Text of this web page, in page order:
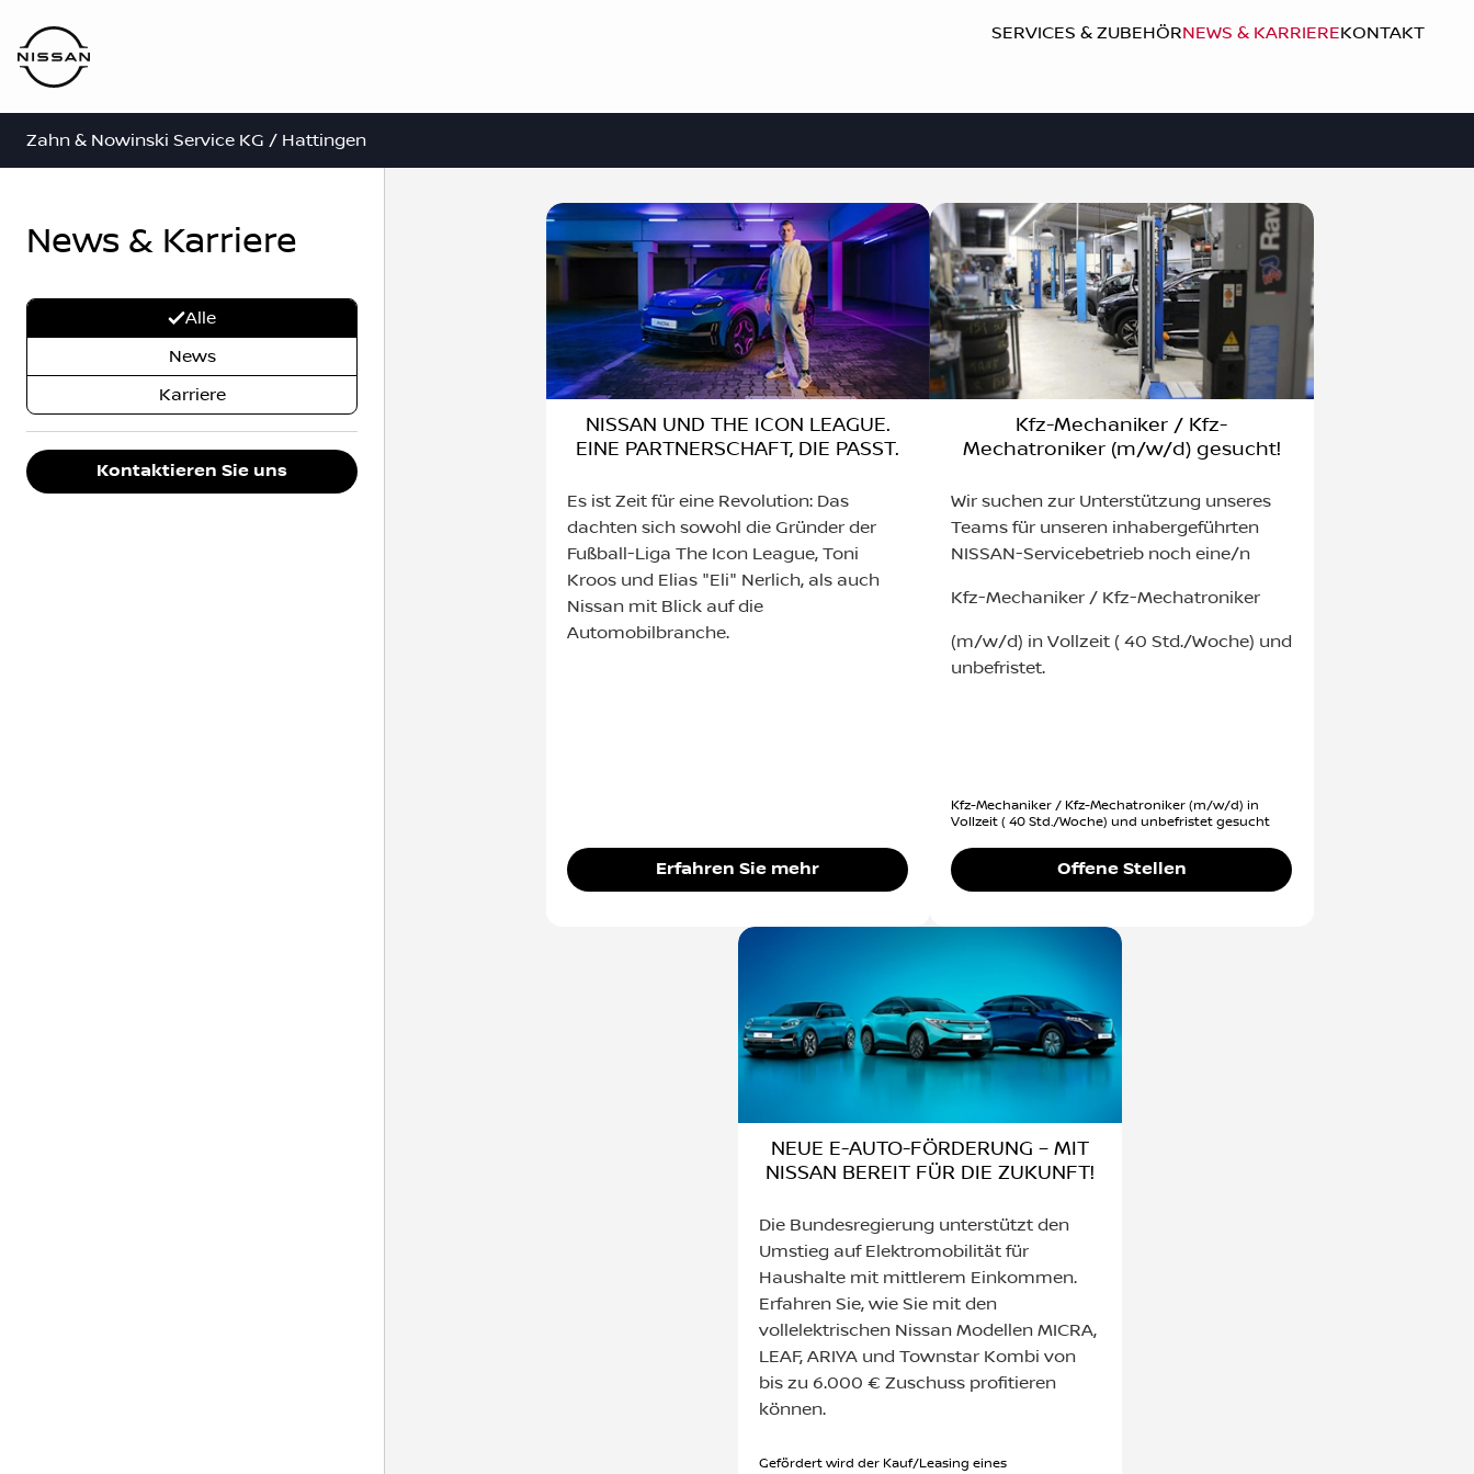
SERVICES & ZUBEHÖRNEWS & KARRIEREKONTAKT
Zahn & Nowinski Service KG / Hattingen
News & Karriere
Alle
News
Karriere
Kontaktieren Sie uns
NISSAN UND THE ICON LEAGUE.
EINE PARTNERSCHAFT, DIE PASST.
Es ist Zeit für eine Revolution: Das
dachten sich sowohl die Gründer der
Fußball-Liga The Icon League, Toni
Kroos und Elias "Eli" Nerlich, als auch
Nissan mit Blick auf die
Automobilbranche.
Erfahren Sie mehr
Kfz-Mechaniker / Kfz-
Mechatroniker (m/w/d) gesucht!
Wir suchen zur Unterstützung unseres
Teams für unseren inhabergeführten
NISSAN-Servicebetrieb noch eine/n
Kfz-Mechaniker / Kfz-Mechatroniker
(m/w/d) in Vollzeit ( 40 Std./Woche) und
unbefristet.
Kfz-Mechaniker / Kfz-Mechatroniker (m/w/d) in
Vollzeit ( 40 Std./Woche) und unbefristet gesucht
Offene Stellen
NEUE E-AUTO-FÖRDERUNG – MIT
NISSAN BEREIT FÜR DIE ZUKUNFT!
Die Bundesregierung unterstützt den
Umstieg auf Elektromobilität für
Haushalte mit mittlerem Einkommen.
Erfahren Sie, wie Sie mit den
vollelektrischen Nissan Modellen MICRA,
LEAF, ARIYA und Townstar Kombi von
bis zu 6.000 € Zuschuss profitieren
können.
Gefördert wird der Kauf/Leasing eines